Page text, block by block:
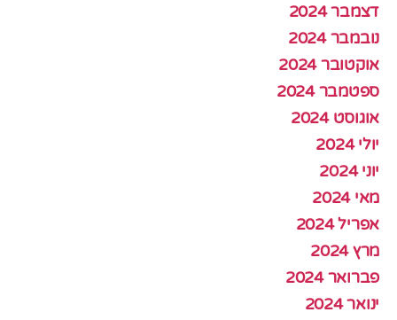
דצמבר 2024
נובמבר 2024
אוקטובר 2024
ספטמבר 2024
אוגוסט 2024
יולי 2024
יוני 2024
מאי 2024
אפריל 2024
מרץ 2024
פברואר 2024
ינואר 2024